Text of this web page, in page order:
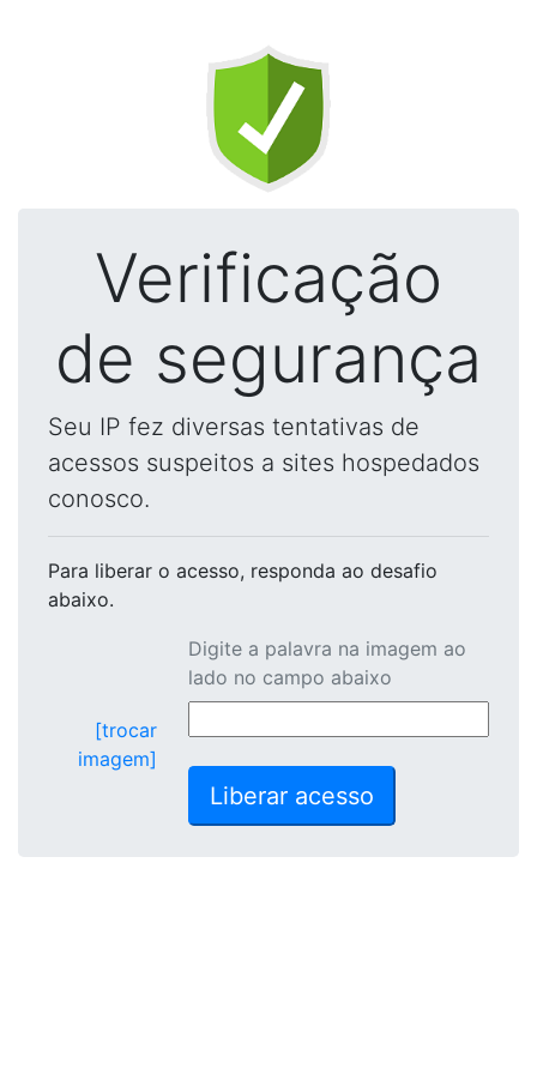
Verificação
de segurança
Seu IP fez diversas tentativas de
acessos suspeitos a sites hospedados
conosco.
Para liberar o acesso, responda ao desafio
abaixo.
[trocar
imagem]
Digite a palavra na imagem ao
lado no campo abaixo